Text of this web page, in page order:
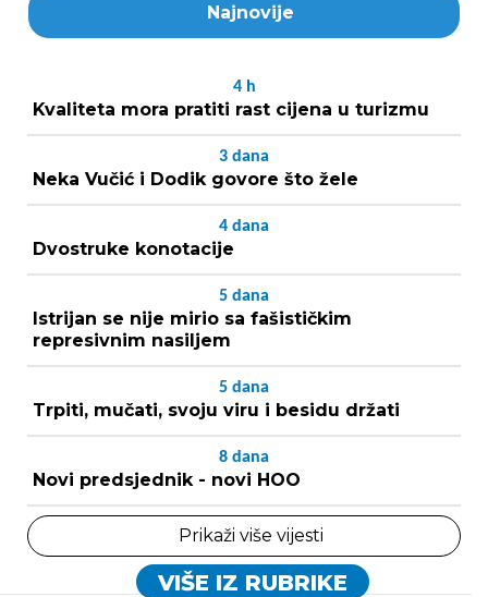
Najnovije
4 h
Kvaliteta mora pratiti rast cijena u turizmu
3 dana
Neka Vučić i Dodik govore što žele
4 dana
Dvostruke konotacije
5 dana
Istrijan se nije mirio sa fašističkim
represivnim nasiljem
5 dana
Trpiti, mučati, svoju viru i besidu držati
8 dana
Novi predsjednik - novi HOO
Prikaži više vijesti
VIŠE IZ RUBRIKE